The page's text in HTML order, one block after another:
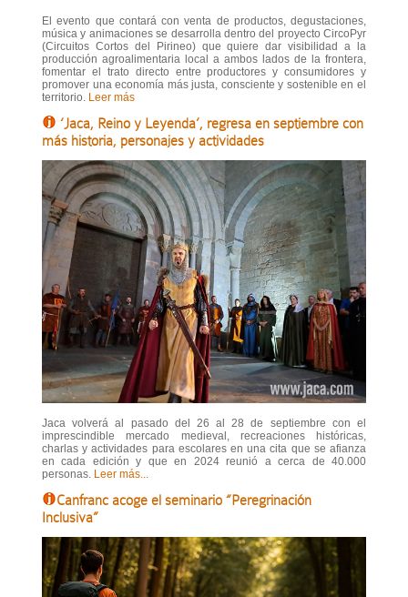
El evento que contará con venta de productos, degustaciones,
música y animaciones se desarrolla dentro del proyecto CircoPyr
(Circuitos Cortos del Pirineo) que quiere dar visibilidad a la
producción agroalimentaria local a ambos lados de la frontera,
fomentar el trato directo entre productores y consumidores y
promover una economía más justa, consciente y sostenible en el
territorio. Leer más
‘Jaca, Reino y Leyenda’, regresa en septiembre con
más historia, personajes y actividades
Jaca volverá al pasado del 26 al 28 de septiembre con el
imprescindible mercado medieval, recreaciones históricas,
charlas y actividades para escolares en una cita que se afianza
en cada edición y que en 2024 reunió a cerca de 40.000
personas. Leer más...
Canfranc acoge el seminario “Peregrinación
Inclusiva”